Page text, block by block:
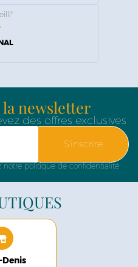
newsletter
des offres exclusives
S'inscrire
notre politique de confidentialité